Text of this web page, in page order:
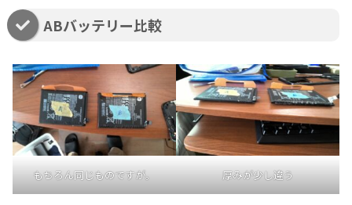
ABバッテリー比較
もちろん同じものですが。 厚みが少し違う